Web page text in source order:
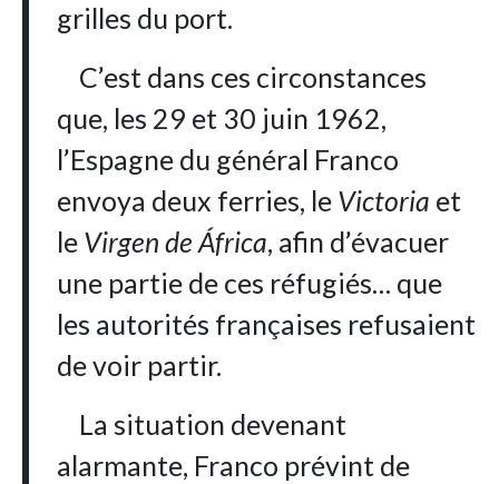
grilles du port.
C’est dans ces circonstances
que, les 29 et 30 juin 1962,
l’Espagne du général Franco
envoya deux ferries, le Victoria et
le Virgen de África, afin d’évacuer
une partie de ces réfugiés… que
les autorités françaises refusaient
de voir partir.
La situation devenant
alarmante, Franco prévint de